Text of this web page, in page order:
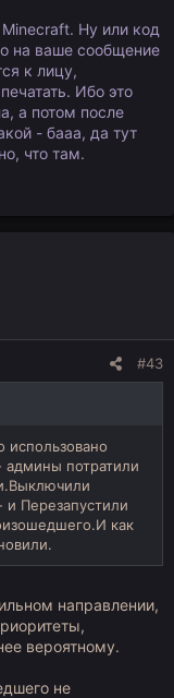
Ну или код
на ваше сообщение
к лицу,
Ибо это
а потом после
- бааа, да тут
что там.
#43
админы потратили
Перезапустили
как
направлении,
вероятному.
не